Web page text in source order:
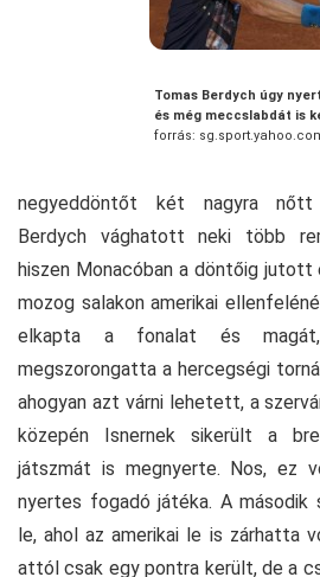
Tomas Berdych úgy
és még meccslabdát is
forrás:
negyeddöntőt két nagyra
Berdych vághatott neki több
hiszen Monacóban a döntőig
mozog salakon amerikai
elkapta a fonalat és
megszorongatta a hercegségi
ahogyan azt várni lehetett, a
közepén Isnernek sikerült a
játszmát is megnyerte. Nos, ez
nyertes fogadó játéka. A
le, ahol az amerikai le is zárhatta
attól csak egy pontra került, de a